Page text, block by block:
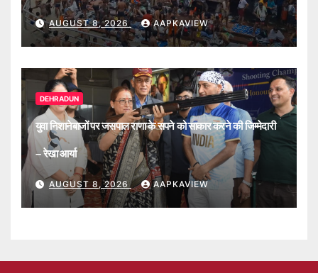
AUGUST 8, 2026 AAPKAVIEW
DEHRADUN
युवा निशानेबाजों पर जसपाल राणा के सपने को साकार करने की जिम्मेदारी
– रेखा आर्या
AUGUST 8, 2026 AAPKAVIEW